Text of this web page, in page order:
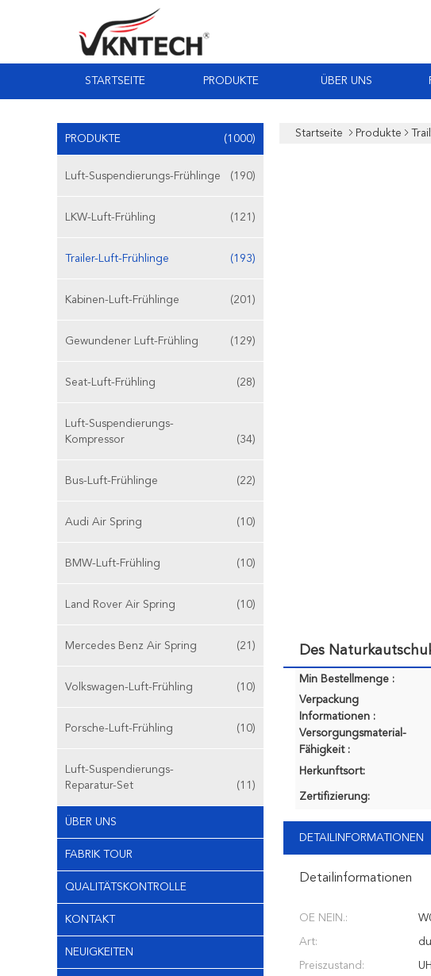
STARTSEITE PRODUKTE ÜBER UNS
PRODUKTE (1000)
Luft-Suspendierungs-Frühlinge (190)
LKW-Luft-Frühling (121)
Trailer-Luft-Frühlinge (193)
Kabinen-Luft-Frühlinge (201)
Gewundener Luft-Frühling (129)
Seat-Luft-Frühling (28)
Luft-Suspendierungs-
Kompressor
(34)
Bus-Luft-Frühlinge (22)
Audi Air Spring (10)
BMW-Luft-Frühling (10)
Land Rover Air Spring (10)
Mercedes Benz Air Spring (21)
Volkswagen-Luft-Frühling (10)
Porsche-Luft-Frühling (10)
Luft-Suspendierungs-
Reparatur-Set
(11)
ÜBER UNS
FABRIK TOUR
QUALITÄTSKONTROLLE
KONTAKT
NEUIGKEITEN
Startseite Produkte
Des
Min Bestellmenge :
Verpackung
Informationen :
Versorgungsmaterial-
Fähigkeit :
Herkunftsort:
Zertifizierung:
DETAILINFORMATIONEN
Detailinformationen
OE NEIN.:
Art:
Preiszustand: